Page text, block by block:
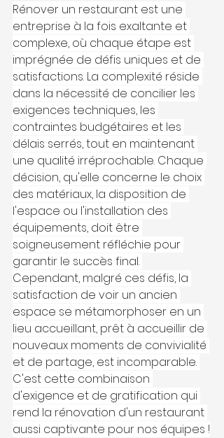
Rénover un restaurant est une
entreprise à la fois exaltante et
complexe, où chaque étape est
imprégnée de défis uniques et de
satisfactions. La complexité réside
dans la nécessité de concilier les
exigences techniques, les
contraintes budgétaires et les
délais serrés, tout en maintenant
une qualité irréprochable. Chaque
décision, qu'elle concerne le choix
des matériaux, la disposition de
l'espace ou l'installation des
équipements, doit être
soigneusement réfléchie pour
garantir le succès final.
Cependant, malgré ces défis, la
satisfaction de voir un ancien
espace se métamorphoser en un
lieu accueillant, prêt à accueillir de
nouveaux moments de convivialité
et de partage, est incomparable.
C'est cette combinaison
d'exigence et de gratification qui
rend la rénovation d'un restaurant
aussi captivante pour nos équipes !